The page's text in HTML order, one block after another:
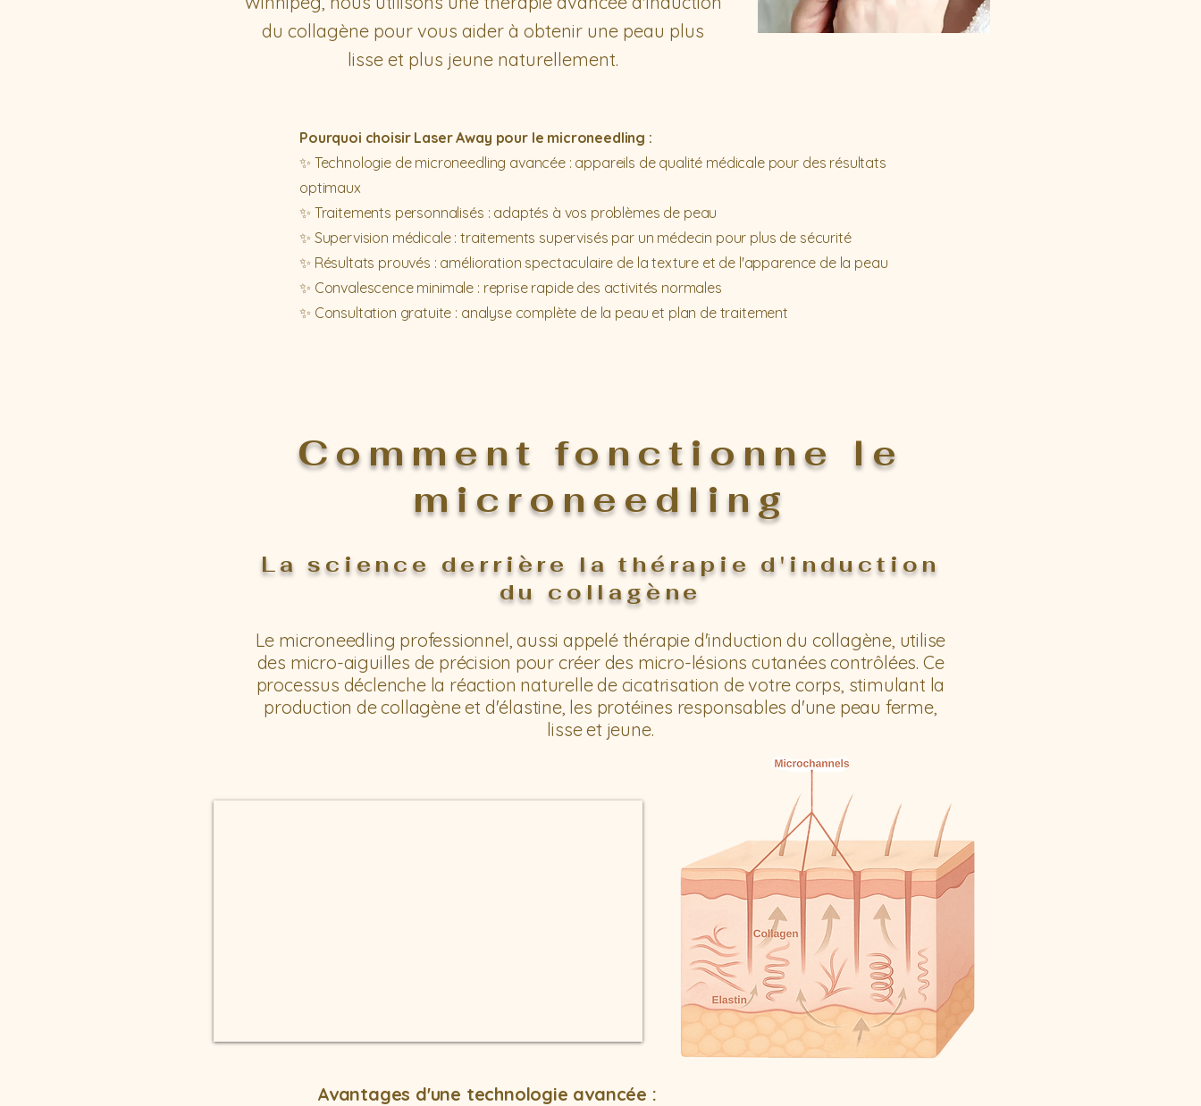
du collagène pour vous aider à obtenir une peau plus
lisse et plus jeune naturellement.
Pourquoi choisir Laser Away pour le microneedling :
✨ Technologie de microneedling avancée : appareils de qualité médicale pour des résultats
optimaux
✨ Traitements personnalisés : adaptés à vos problèmes de peau
✨ Supervision médicale : traitements supervisés par un médecin pour plus de sécurité
✨ Résultats prouvés : amélioration spectaculaire de la texture et de l'apparence de la peau
✨ Convalescence minimale : reprise rapide des activités normales
✨ Consultation gratuite : analyse complète de la peau et plan de traitement
Comment fonctionne le
microneedling
La science derrière la thérapie d'induction
du collagène
Le microneedling professionnel, aussi appelé thérapie d'induction du collagène, utilise
des micro-aiguilles de précision pour créer des micro-lésions cutanées contrôlées. Ce
processus déclenche la réaction naturelle de cicatrisation de votre corps, stimulant la
production de collagène et d'élastine, les protéines responsables d'une peau ferme,
lisse et jeune.
Avantages d'une technologie avancée :